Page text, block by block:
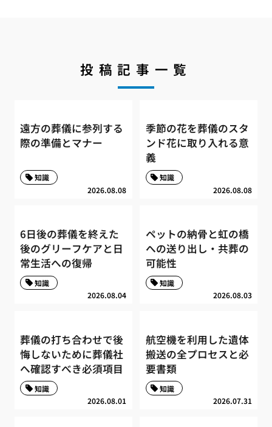
投稿記事一覧
遠方の葬儀に参列する
際の準備とマナー
2026.08.08
知識
季節の花を葬儀のスタ
ンド花に取り入れる意
義
2026.08.08
知識
6日後の葬儀を終えた
後のグリーフケアと日
常生活への復帰
2026.08.04
知識
ペットの納骨と虹の橋
への送り出し・共葬の
可能性
2026.08.03
知識
葬儀の打ち合わせで後
悔しないために葬儀社
へ確認すべき必須項目
2026.08.01
知識
航空機を利用した遺体
搬送の全プロセスと必
要書類
2026.07.31
知識